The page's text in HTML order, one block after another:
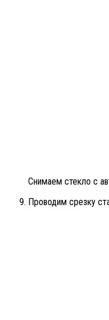
Снимаем стекло с
Проводим срезку